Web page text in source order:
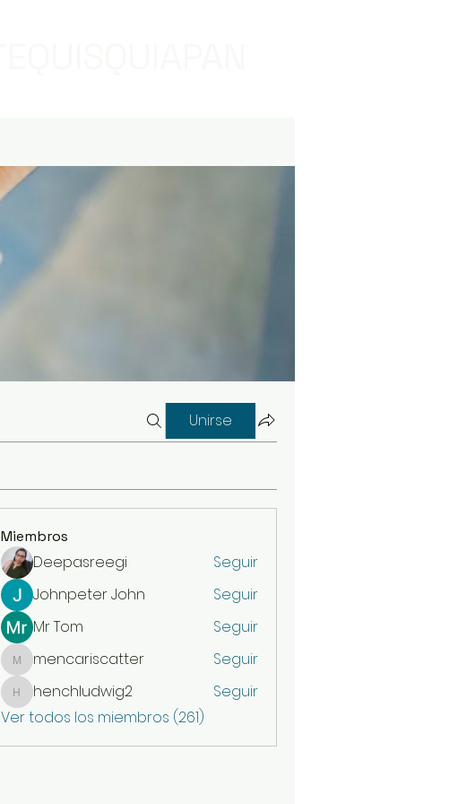
Unirse
Miembros
Deepasreegi
Seguir
Johnpeter John
Seguir
Mr Tom
Seguir
mencariscatter
mencariscatter Seguir
henchludwig2
henchludwig2
Seguir
Ver todos los miembros (261)